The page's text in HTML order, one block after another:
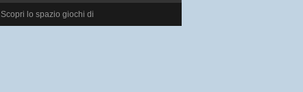
Scopri lo spazio giochi di